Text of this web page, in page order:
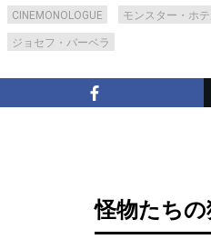
CINEMONOLOGUE モンスター・ホ
ジョセフ・バーベラ
怪物たちの